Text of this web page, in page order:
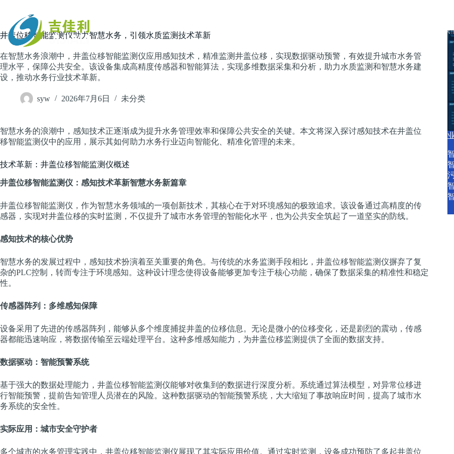
容
主页 关于我
井盖位移智能监测仪助力智慧水务，引领水质监测技术革新
在智慧水务浪潮中，井盖位移智能监测仪应用感知技术，精准监测井盖位移，实现数据驱动预警，有效提升城市水务管
理水平，保障公共安全。该设备集成高精度传感器和智能算法，实现多维数据采集和分析，助力水质监测和智慧水务建
设，推动水务行业技术革新。
syw 2026年7月6日 未分类
智慧水务的浪潮中，感知技术正逐渐成为提升水务管理效率和保障公共安全的关键。本文将深入探讨感知技术在井盖位
移智能监测仪中的应用，展示其如何助力水务行业迈向智能化、精准化管理的未来。
技术革新：井盖位移智能监测仪概述
井盖位移智能监测仪：感知技术革新智慧水务新篇章
井盖位移智能监测仪，作为智慧水务领域的一项创新技术，其核心在于对环境感知的极致追求。该设备通过高精度的传
感器，实现对井盖位移的实时监测，不仅提升了城市水务管理的智能化水平，也为公共安全筑起了一道坚实的防线。
感知技术的核心优势
智慧水务的发展过程中，感知技术扮演着至关重要的角色。与传统的水务监测手段相比，井盖位移智能监测仪摒弃了复
杂的PLC控制，转而专注于环境感知。这种设计理念使得设备能够更加专注于核心功能，确保了数据采集的精准性和稳定
性。
传感器阵列：多维感知保障
设备采用了先进的传感器阵列，能够从多个维度捕捉井盖的位移信息。无论是微小的位移变化，还是剧烈的震动，传感
器都能迅速响应，将数据传输至云端处理平台。这种多维感知能力，为井盖位移监测提供了全面的数据支持。
数据驱动：智能预警系统
基于强大的数据处理能力，井盖位移智能监测仪能够对收集到的数据进行深度分析。系统通过算法模型，对异常位移进
行智能预警，提前告知管理人员潜在的风险。这种数据驱动的智能预警系统，大大缩短了事故响应时间，提高了城市水
务系统的安全性。
实际应用：城市安全守护者
多个城市的水务管理实践中，井盖位移智能监测仪展现了其实际应用价值。通过实时监测，设备成功预防了多起井盖位